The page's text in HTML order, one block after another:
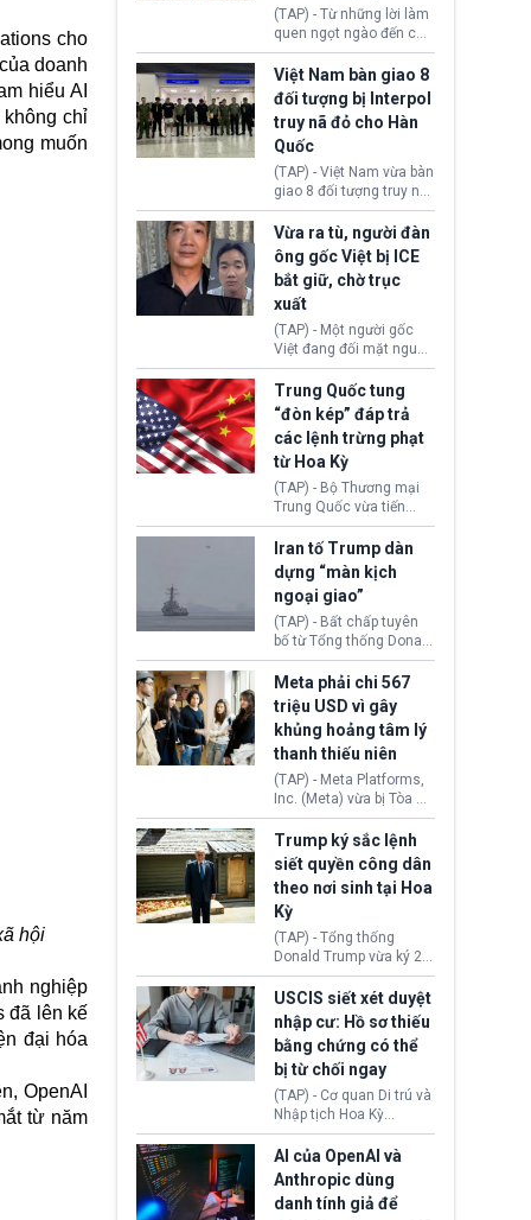
cho
doanh
hiểu AI
chỉ
muốn
hội
nghiệp
đã lên kế
đại hóa
OpenAI
từ năm
(TAP) - Từ những lời làm
quen ngọt ngào đến các
“sàn vàng ảo”, bất động
sản trực tuyến cùng
đường dây đánh bạc quy
mô lớn, hai tổ chức tội
phạm xuyên quốc gia đã
dựng lên mạng lưới hoạt
động tại Việt Nam và
Lào, lôi kéo hàng nghìn
người tham gia, luân
chuyển dòng tiền qua
nhiều lớp tài khoản. Sau
hơn 2 tuần phối hợp truy
xét, lực lượng chức năng
hai nước đã bắt giữ 171
Việt Nam bàn giao 8
đối tượng bị Interpol
truy nã đỏ cho Hàn
Quốc
(TAP) - Việt Nam vừa bàn
giao 8 đối tượng truy nã
đỏ Interpol cho lực lượng
chức năng Hàn Quốc.
Nhóm này bị xác định
lừa đảo 619 nạn nhân,
chiếm đoạt hơn 17,7 tỷ
KRW.
Vừa ra tù, người đàn
ông gốc Việt bị ICE
bắt giữ, chờ trục
xuất
(TAP) - Một người gốc
Việt đang đối mặt nguy
cơ bị trục xuất khỏi Hoa
Kỳ sau khi đã chấp hành
xong bản án liên quan
đến tội ác từ hơn 30
năm trước tại California.
Trung Quốc tung
“đòn kép” đáp trả
các lệnh trừng phạt
từ Hoa Kỳ
(TAP) - Bộ Thương mại
Trung Quốc vừa tiến
hành áp đặt lệnh trừng
phạt lên hàng loạt thực
thể và siết chặt kiểm
soát xuất khẩu máy bay
không người lái (UAV)
sang Hoa Kỳ. Động thái
này nhằm đáp trả các
biện pháp hạn chế
thương mại, áp thuế mới
cùng lệnh cấm công
nghệ gần đây từ phía
Washington.
Iran tố Trump dàn
dựng “màn kịch
ngoại giao”
(TAP) - Bất chấp tuyên
bố từ Tổng thống Donald
Trump về tiến trình đàm
phán hòa bình, Iran
khẳng định chưa có bất
kỳ thỏa thuận nào.
Tehran cho rằng, Hoa Kỳ
chỉ đang dàn dựng “màn
kịch ngoại giao” để xoa
dịu căng thẳng.
Meta phải chi 567
triệu USD vì gây
khủng hoảng tâm lý
thanh thiếu niên
(TAP) - Meta Platforms,
Inc. (Meta) vừa bị Tòa án
bang New Mexico yêu
cầu đóng góp 567 triệu
USD vào một quỹ khắc
phục hậu quả. Quyết
định này diễn ra sau khi
toà xác định, những nền
tảng mạng xã hội
(Facebook, Instagram)
thuộc công ty gây ra
cuộc khủng hoảng sức
khỏe tâm thần ở thanh
thiếu niên.
Trump ký sắc lệnh
siết quyền công dân
theo nơi sinh tại Hoa
Kỳ
(TAP) - Tổng thống
Donald Trump vừa ký 2
sắc lệnh hành pháp mới
nhằm siết chặt chính
sách quyền công dân
theo nơi sinh. Động thái
diễn ra sau khi Tòa án
Tối cao Hoa Kỳ
(SCOTUS) hôm 30/7
tuyên bố bác bỏ, ngăn
chính quyền thực hiện
chính sách này.
USCIS siết xét duyệt
nhập cư: Hồ sơ thiếu
bằng chứng có thể
bị từ chối ngay
(TAP) - Cơ quan Di trú và
Nhập tịch Hoa Kỳ
(USCIS) vừa thay đổi quy
trình xét duyệt hồ sơ
nhập cư, trao quyền cho
viên chức từ chối ngay
những đơn không chứng
AI của OpenAI và
Anthropic dùng
danh tính giả để